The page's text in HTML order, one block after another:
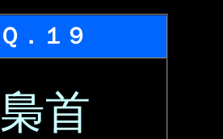
Ｑ．１９
梟首